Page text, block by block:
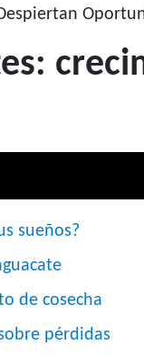
sueños?
de cosecha
pérdidas